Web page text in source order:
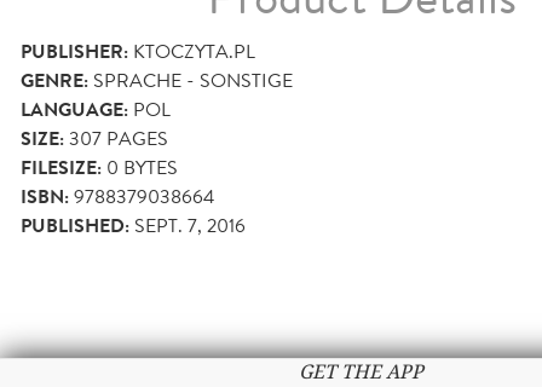
PUBLISHER: KTOCZYTA.PL
GENRE: SPRACHE - SONSTIGE
LANGUAGE: POL
SIZE:307 PAGES
FILESIZE: 0 BYTES
ISBN:9788379038664
PUBLISHED: SEPT. 7, 2016
GET THE APP